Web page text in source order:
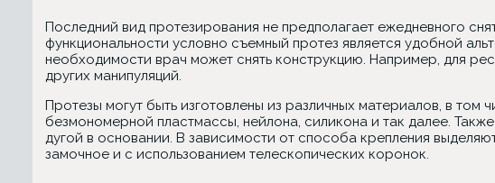
Последний вид протезирования не предполагает ежедневного
функциональности условно съемный протез является удобной
необходимости врач может снять конструкцию. Например, для
других манипуляций.
Протезы могут быть изготовлены из различных материалов, в том
безмономерной пластмассы, нейлона, силикона и так далее.
дугой в основании. В зависимости от способа крепления
замочное и с использованием телескопических коронок.